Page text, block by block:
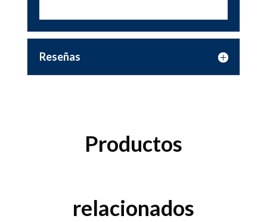
Reseñas
Productos
relacionados